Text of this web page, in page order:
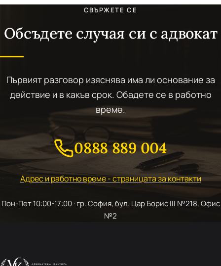
СВЪРЖЕТЕ СЕ
Обсъдете случая си с адвокат
Първият разговор изяснява има ли основание за
действие и в какъв срок. Обадете се в работно
време.
0888 889 004
Адрес и работно време - страницата за контакти
Пон-Пет 10:00-17:00 · гр. София, бул. Цар Борис III №218, Офис
№2